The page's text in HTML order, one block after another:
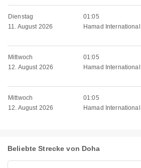
Dienstag
11. August 2026
01:05
Hamad
Mittwoch
12. August 2026
01:05
Hamad
Mittwoch
12. August 2026
01:05
Hamad
Beliebte Strecke von Doha